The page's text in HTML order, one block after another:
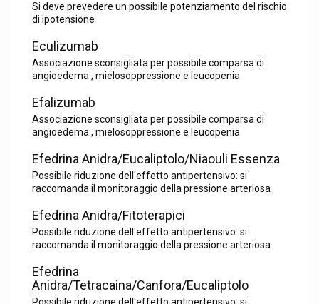
Si deve prevedere un possibile potenziamento del rischio
di ipotensione
Eculizumab
Associazione sconsigliata per possibile comparsa di
angioedema , mielosoppressione e leucopenia
Efalizumab
Associazione sconsigliata per possibile comparsa di
angioedema , mielosoppressione e leucopenia
Efedrina Anidra/Eucaliptolo/Niaouli Essenza
Possibile riduzione dell'effetto antipertensivo: si
raccomanda il monitoraggio della pressione arteriosa
Efedrina Anidra/Fitoterapici
Possibile riduzione dell'effetto antipertensivo: si
raccomanda il monitoraggio della pressione arteriosa
Efedrina
Anidra/Tetracaina/Canfora/Eucaliptolo